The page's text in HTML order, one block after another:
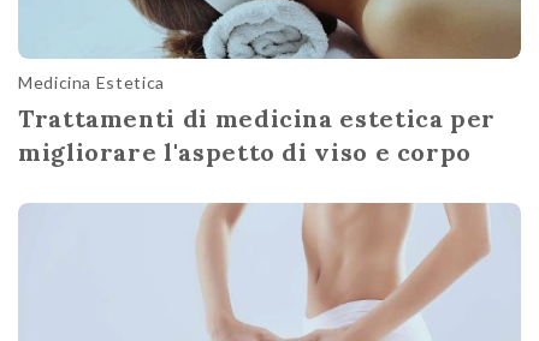
Medicina Estetica
Trattamenti di medicina estetica per
migliorare l'aspetto di viso e corpo